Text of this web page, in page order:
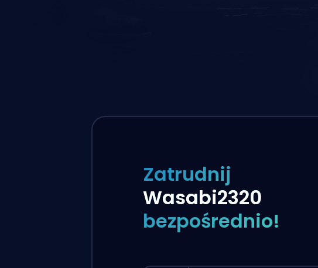
Zatrudnij
Wasabi2320
bezpośrednio!